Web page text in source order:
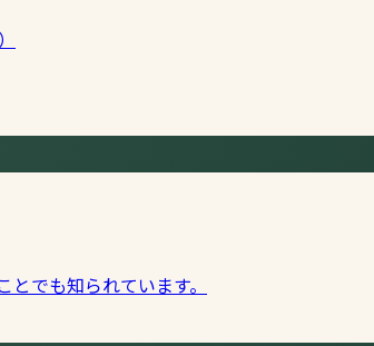
でも知られています。